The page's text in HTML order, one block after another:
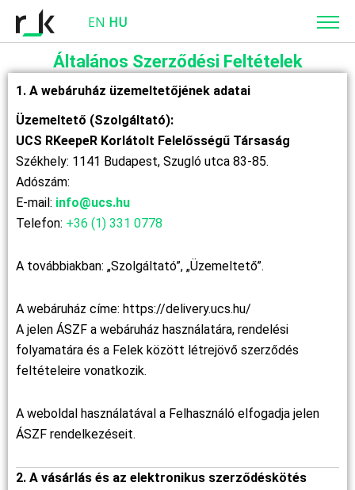
EN HU
Általános Szerződési Feltételek
1. A webáruház üzemeltetőjének adatai
Üzemeltető (Szolgáltató):
UCS RKeepeR Korlátolt Felelősségű Társaság
Székhely: 1141 Budapest, Szugló utca 83-85.
Adószám:
E-mail: info@ucs.hu
Telefon: +36 (1) 331 0778
A továbbiakban: „Szolgáltató”, „Üzemeltető”.
A webáruház címe: https://delivery.ucs.hu/
A jelen ÁSZF a webáruház használatára, rendelési
folyamatára és a Felek között létrejövő szerződés
feltételeire vonatkozik.
A weboldal használatával a Felhasználó elfogadja jelen
ÁSZF rendelkezéseit.
2. A vásárlás és az elektronikus szerződéskötés